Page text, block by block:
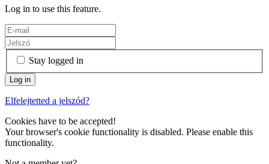
Log in to use this feature.
Stay logged in
Elfelejtetted a jelszód?
Cookies have to be accepted!
Your browser's cookie functionality is disabled. Please enable this
functionality.